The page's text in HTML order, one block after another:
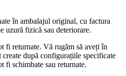
în ambalajul original, cu factura
uzură fizică sau deteriorare.
fi returnate. Vă rugăm să aveți în
create după configurațiile specificate
fi schimbate sau returnate.